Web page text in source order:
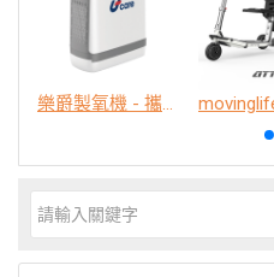
樂爵製氧機 - 攜帶型